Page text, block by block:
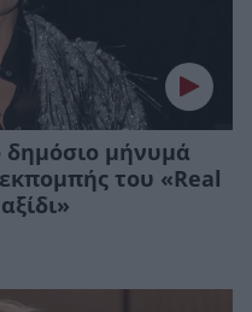
δημόσιο μήνυμά
του «Real